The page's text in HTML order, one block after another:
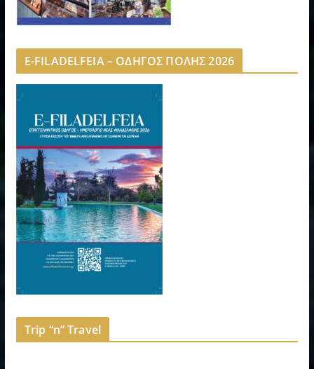
E-FILADELFEIA – ΟΔΗΓΟΣ ΠΟΛΗΣ 2026
Trip “n” Travel